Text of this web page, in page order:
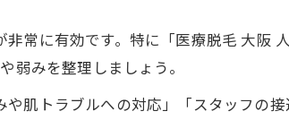
常に有効です。特に「医療脱毛 大阪
弱みを整理しましょう。
肌トラブルへの対応」「スタッフの接